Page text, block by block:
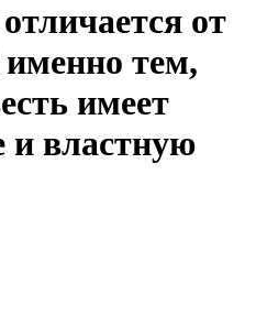
от
тем,
имеет
и властную